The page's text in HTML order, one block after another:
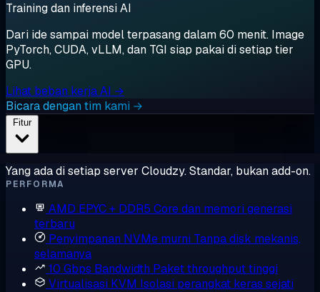
Training dan inferensi AI
Dari ide sampai model terpasang dalam 60 menit. Image
PyTorch, CUDA, vLLM, dan TGI siap pakai di setiap tier
GPU.
Lihat beban kerja AI →
Bicara dengan tim kami →
Fitur
Yang ada di setiap server Cloudzy. Standar, bukan add-on.
PERFORMA
AMD EPYC + DDR5 Core dan memori generasi
terbaru
Penyimpanan NVMe murni Tanpa disk mekanis,
selamanya
10 Gbps Bandwidth Paket throughput tinggi
Virtualisasi KVM Isolasi perangkat keras sejati